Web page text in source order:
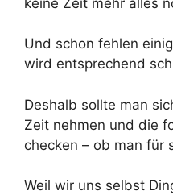
Und schon fehlen
wird entsprechend
Deshalb sollte man
Zeit nehmen und die
checken – ob man für
Weil wir uns selbst